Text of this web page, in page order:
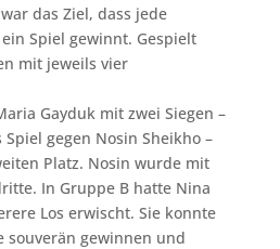
das Ziel, dass jede
Spiel gewinnt. Gespielt
mit jeweils vier
Gayduk mit zwei Siegen –
gegen Nosin Sheikho –
Platz. Nosin wurde mit
In Gruppe B hatte Nina
Los erwischt. Sie konnte
souverän gewinnen und